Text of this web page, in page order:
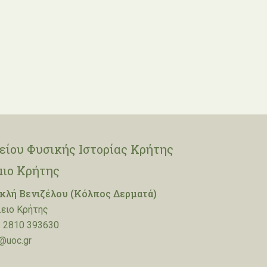
Φυσικής Ιστορίας Κρήτης
Κρήτης
Βενιζέλου (Κόλπος Δερματά)
Κρήτης
2810 393630